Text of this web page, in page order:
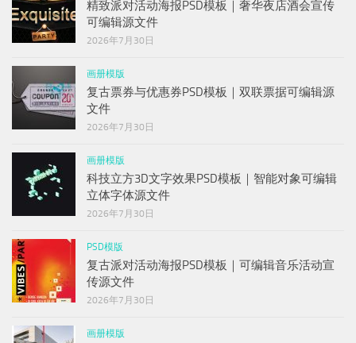
精致派对活动海报PSD模板｜奢华夜店酒会宣传
可编辑源文件
2026年7月30日
画册模版
复古票券与优惠券PSD模板｜双联票据可编辑源
文件
2026年7月30日
画册模版
科技立方3D文字效果PSD模板｜智能对象可编辑
立体字体源文件
2026年7月30日
PSD模版
复古派对活动海报PSD模板｜可编辑音乐活动宣
传源文件
2026年7月30日
画册模版